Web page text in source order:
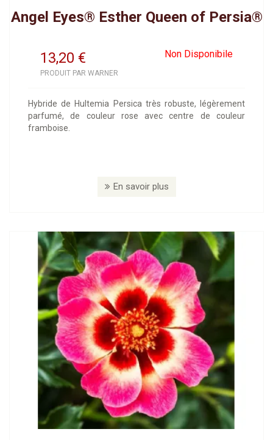
Angel Eyes® Esther Queen of Persia®
13,20 Non Disponibile
€
PRODUIT PAR WARNER
Hybride de Hultemia Persica très robuste, légèrement
parfumé, de couleur rose avec centre de couleur
framboise.
En savoir plus